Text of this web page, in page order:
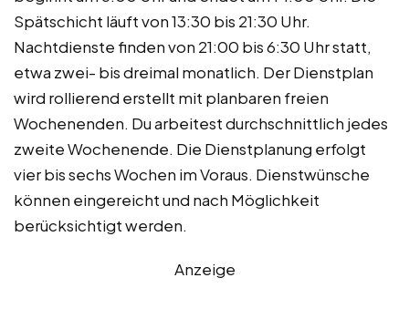
Spätschicht läuft von 13:30 bis 21:30 Uhr.
Nachtdienste finden von 21:00 bis 6:30 Uhr statt,
etwa zwei- bis dreimal monatlich. Der Dienstplan
wird rollierend erstellt mit planbaren freien
Wochenenden. Du arbeitest durchschnittlich jedes
zweite Wochenende. Die Dienstplanung erfolgt
vier bis sechs Wochen im Voraus. Dienstwünsche
können eingereicht und nach Möglichkeit
berücksichtigt werden.
Anzeige